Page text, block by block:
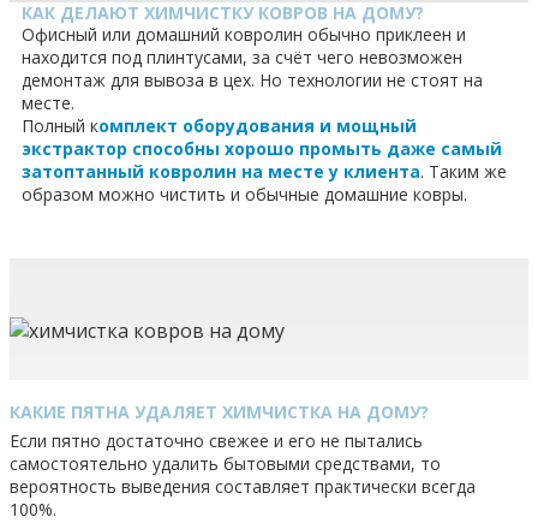
КАК ДЕЛАЮТ ХИМЧИСТКУ КОВРОВ НА ДОМУ?
Офисный или домашний ковролин обычно приклеен и
находится под плинтусами, за счёт чего невозможен
демонтаж для вывоза в цех. Но технологии не стоят на
месте.
Полный комплект оборудования и мощный
экстрактор способны хорошо промыть даже самый
затоптанный ковролин на месте у клиента. Таким же
образом можно чистить и обычные домашние ковры.
КАКИЕ ПЯТНА УДАЛЯЕТ ХИМЧИСТКА НА ДОМУ?
Если пятно достаточно свежее и его не пытались
самостоятельно удалить бытовыми средствами, то
вероятность выведения составляет практически всегда
100%.